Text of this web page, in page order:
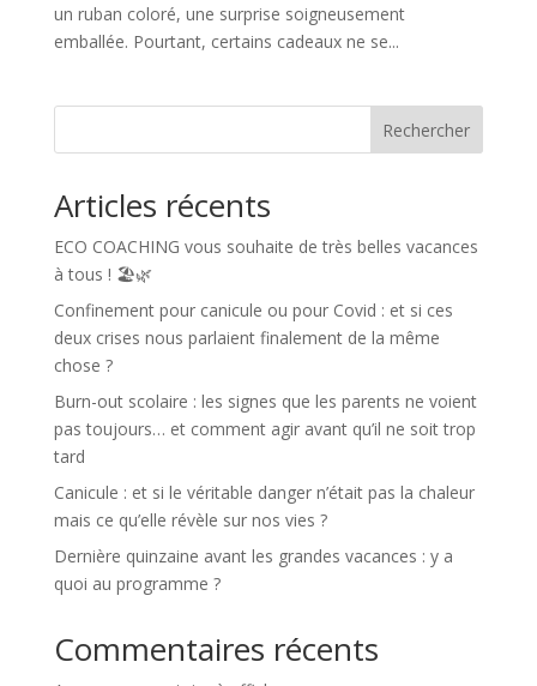
un ruban coloré, une surprise soigneusement
emballée. Pourtant, certains cadeaux ne se...
Rechercher
Articles récents
ECO COACHING vous souhaite de très belles vacances
à tous ! 🏖️🌿
Confinement pour canicule ou pour Covid : et si ces
deux crises nous parlaient finalement de la même
chose ?
Burn-out scolaire : les signes que les parents ne voient
pas toujours… et comment agir avant qu’il ne soit trop
tard
Canicule : et si le véritable danger n’était pas la chaleur
mais ce qu’elle révèle sur nos vies ?
Dernière quinzaine avant les grandes vacances : y a
quoi au programme ?
Commentaires récents